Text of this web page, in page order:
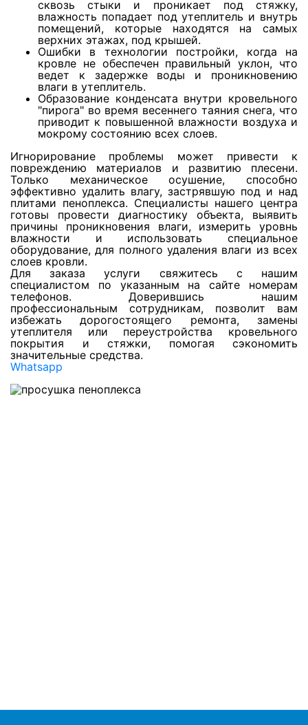
Сушка линолеума
Просушка стяжки и плиты перекрытия
Просушка деревянного пола
Просушка керамической плитки
Просушка стен из гипрока
Просушка стен из пазогребня
Просушка стен из пеноблоков
Просушка кирпичных стен
Просушка деревянного потолка
сквозь стыки и проникает под стяжку,
влажность попадает под утеплитель и внутрь
помещений, которые находятся на самых
верхних этажах, под крышей.
Ошибки в технологии постройки, когда на
кровле не обеспечен правильный уклон, что
ведет к задержке воды и проникновению
влаги в утеплитель.
Образование конденсата внутри кровельного
"пирога" во время весеннего таяния снега, что
приводит к повышенной влажности воздуха и
мокрому состоянию всех слоев.
Игнорирование проблемы может привести к
повреждению материалов и развитию плесени.
Только механическое осушение, способно
эффективно удалить влагу, застрявшую под и над
плитами пеноплекса. Специалисты нашего центра
готовы провести диагностику объекта, выявить
причины проникновения влаги, измерить уровнь
влажности и использовать специальное
оборудование, для полного удаления влаги из всех
слоев кровли.
Для заказа услуги свяжитесь с нашим
специалистом по указанным на сайте номерам
телефонов. Доверившись нашим
профессиональным сотрудникам, позволит вам
избежать дорогостоящего ремонта, замены
утеплителя или переустройства кровельного
покрытия и стяжки, помогая сэкономить
значительные средства.
Whatsapp